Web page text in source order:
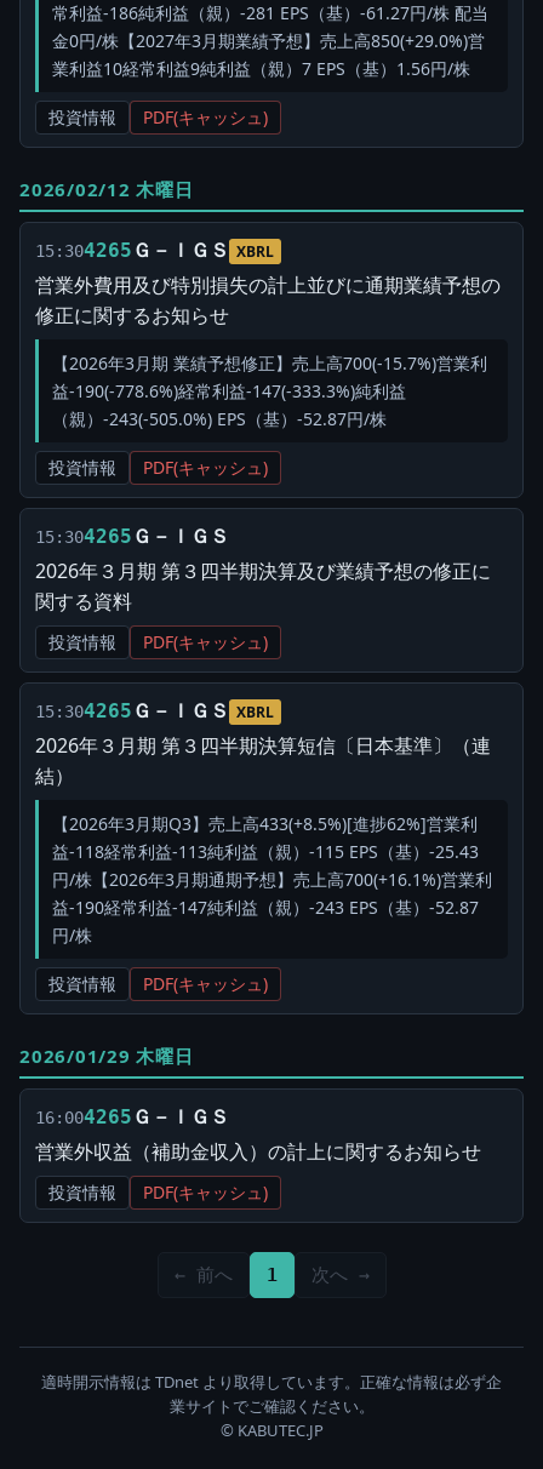
常利益-186純利益（親）-281 EPS（基）-61.27円/株 配当
金0円/株【2027年3月期業績予想】売上高850(+29.0%)営
業利益10経常利益9純利益（親）7 EPS（基）1.56円/株
投資情報 PDF(キャッシュ)
2026/02/12 木曜日
15:304265 Ｇ－ＩＧＳ XBRL
営業外費用及び特別損失の計上並びに通期業績予想の
修正に関するお知らせ
【2026年3月期 業績予想修正】売上高700(-15.7%)営業利
益-190(-778.6%)経常利益-147(-333.3%)純利益
（親）-243(-505.0%) EPS（基）-52.87円/株
投資情報 PDF(キャッシュ)
15:304265 Ｇ－ＩＧＳ
2026年３月期 第３四半期決算及び業績予想の修正に
関する資料
投資情報 PDF(キャッシュ)
15:304265 Ｇ－ＩＧＳ XBRL
2026年３月期 第３四半期決算短信〔日本基準〕（連
結）
【2026年3月期Q3】売上高433(+8.5%)[進捗62%]営業利
益-118経常利益-113純利益（親）-115 EPS（基）-25.43
円/株【2026年3月期通期予想】売上高700(+16.1%)営業利
益-190経常利益-147純利益（親）-243 EPS（基）-52.87
円/株
投資情報 PDF(キャッシュ)
2026/01/29 木曜日
16:004265 Ｇ－ＩＧＳ
営業外収益（補助金収入）の計上に関するお知らせ
投資情報 PDF(キャッシュ)
← 前へ 1 次へ →
適時開示情報は TDnet より取得しています。正確な情報は必ず企
業サイトでご確認ください。
© KABUTEC.JP